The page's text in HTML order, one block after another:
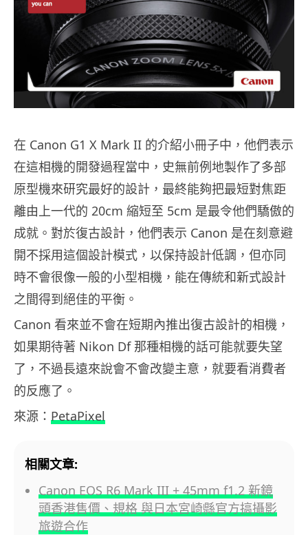
在 Canon G1 X Mark II 的介紹小冊子中，他們表示
在這相機的開發過程當中，史無前例地製作了多部
原型機來研究最好的設計，最終能夠把最短對焦距
離由上一代的 20cm 縮短至 5cm 是最令他們驕傲的
成就。對於復古設計，他們表示 Canon 是在刻意避
開不採用這個設計模式，以保持設計低調，但亦同
時不會很像一般的小型相機，能在傳統和新式設計
之間得到絕佳的平衡。
Canon 看來並不會在短期內推出復古設計的相機，
如果期待著 Nikon Df 那種相機的話可能就要失望
了，不過長遠來說會不會改變主意，就要看消費者
的反應了。
來源： PetaPixel
相關文章:
Canon EOS R6 Mark III + 45mm f1.2 新鏡
頭香港售價、規格 與日本宮崎縣官方搞攝影
旅遊合作